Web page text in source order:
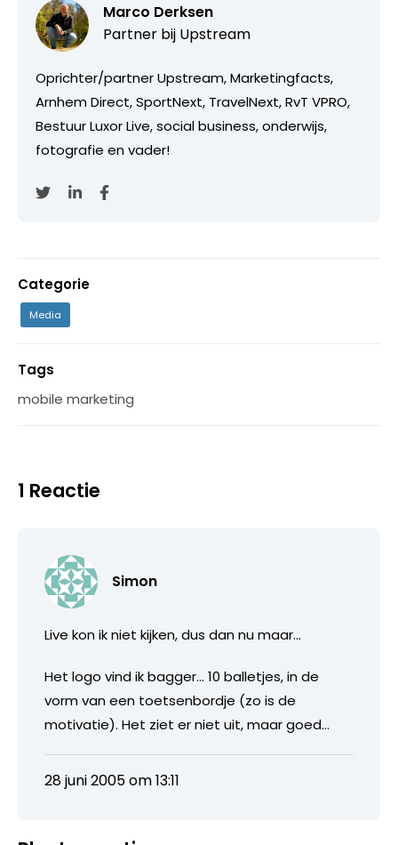
Marco Derksen
Partner bij Upstream
Oprichter/partner Upstream, Marketingfacts,
Arnhem Direct, SportNext, TravelNext, RvT VPRO,
Bestuur Luxor Live, social business, onderwijs,
fotografie en vader!
Categorie
Media
Tags
mobile marketing
1 Reactie
Simon
Live kon ik niet kijken, dus dan nu maar…
Het logo vind ik bagger… 10 balletjes, in de
vorm van een toetsenbordje (zo is de
motivatie). Het ziet er niet uit, maar goed…
28 juni 2005 om 13:11